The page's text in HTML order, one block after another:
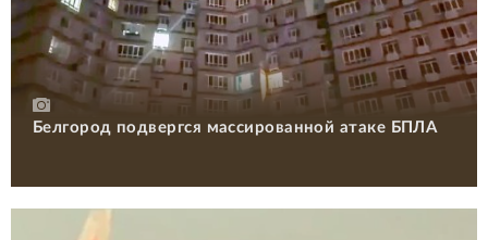
Белгород подвергся массированной атаке БПЛА